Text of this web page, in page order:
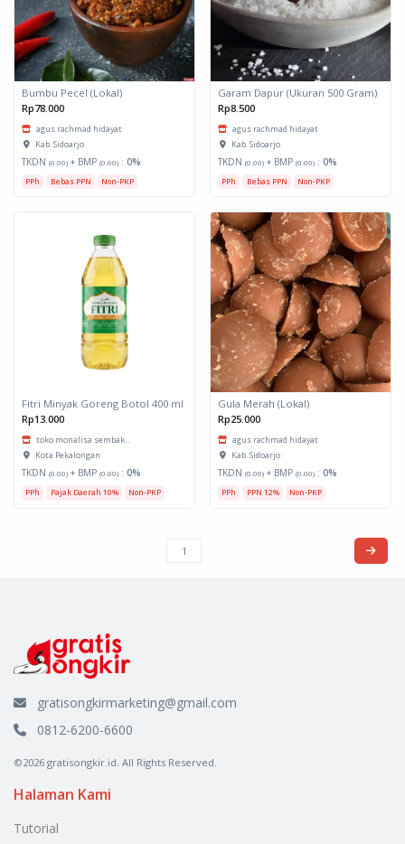
Bumbu Pecel (Lokal)
Rp78.000
agus rachmad hidayat
Kab. Sidoarjo
TKDN (0.00) + BMP (0.00) : 0%
PPh Bebas PPN Non-PKP
Garam Dapur (Ukuran 500 Gram)
Rp8.500
agus rachmad hidayat
Kab. Sidoarjo
TKDN (0.00) + BMP (0.00) : 0%
PPh Bebas PPN Non-PKP
Fitri Minyak Goreng Botol 400 ml
Rp13.000
toko monalisa sembak...
Kota Pekalongan
TKDN (0.00) + BMP (0.00) : 0%
PPh Pajak Daerah 10% Non-PKP
Gula Merah (Lokal)
Rp25.000
agus rachmad hidayat
Kab. Sidoarjo
TKDN (0.00) + BMP (0.00) : 0%
PPh PPN 12% Non-PKP
gratisongkirmarketing@gmail.com
0812-6200-6600
©2026 gratisongkir.id. All Rights Reserved.
Halaman Kami
Tutorial